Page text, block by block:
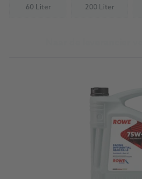
60 Liter
(Not available) 200 Liter(Not available)